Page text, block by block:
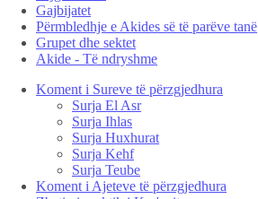
Gajbijatet
Përmbledhje e Akides së të parëve tanë
Grupet dhe sektet
Akide - Të ndryshme
Koment i Sureve të përzgjedhura
Surja El Asr
Surja Ihlas
Surja Huxhurat
Surja Kehf
Surja Teube
Koment i Ajeteve të përzgjedhura